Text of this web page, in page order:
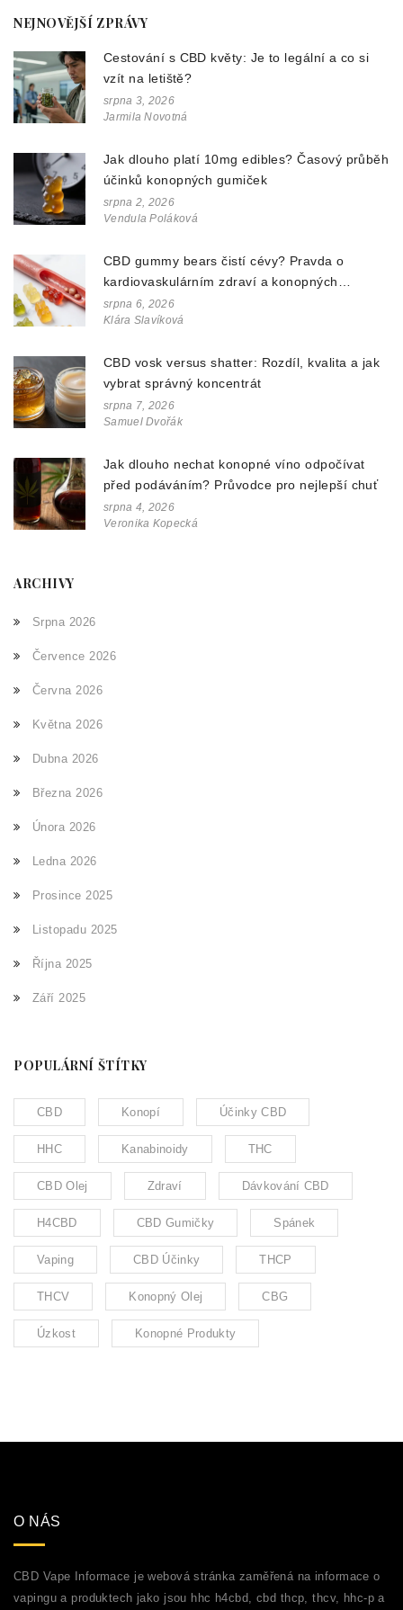
NEJNOVĚJŠÍ ZPRÁVY
Cestování s CBD květy: Je to legální a co si
vzít na letiště?
srpna 3, 2026
Jarmila Novotná
Jak dlouho platí 10mg edibles? Časový průběh
účinků konopných gumiček
srpna 2, 2026
Vendula Poláková
CBD gummy bears čistí cévy? Pravda o
kardiovaskulárním zdraví a konopných
doplňcích
srpna 6, 2026
Klára Slavíková
CBD vosk versus shatter: Rozdíl, kvalita a jak
vybrat správný koncentrát
srpna 7, 2026
Samuel Dvořák
Jak dlouho nechat konopné víno odpočívat
před podáváním? Průvodce pro nejlepší chuť
srpna 4, 2026
Veronika Kopecká
ARCHIVY
Srpna 2026
Července 2026
Června 2026
Května 2026
Dubna 2026
Března 2026
Února 2026
Ledna 2026
Prosince 2025
Listopadu 2025
Října 2025
Září 2025
POPULÁRNÍ ŠTÍTKY
CBD Konopí Účinky CBD
HHC Kanabinoidy THC
CBD Olej Zdraví Dávkování CBD
H4CBD CBD Gumičky Spánek
Vaping CBD Účinky THCP
THCV Konopný Olej CBG
Úzkost Konopné Produkty
O NÁS
CBD Vape Informace je webová stránka zaměřená na informace o
vapingu a produktech jako jsou hhc h4cbd, cbd thcp, thcv, hhc-p a